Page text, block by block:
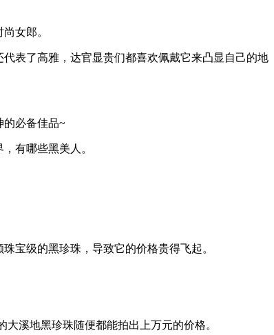
女郎。
表了高雅，达官显贵们都喜欢佩戴它来凸显自己的地
的必备佳品~
有哪些黑美人。
宝级的黑珍珠，导致它的价格贵得飞起。
溪地黑珍珠随便都能拍出上万元的价格。